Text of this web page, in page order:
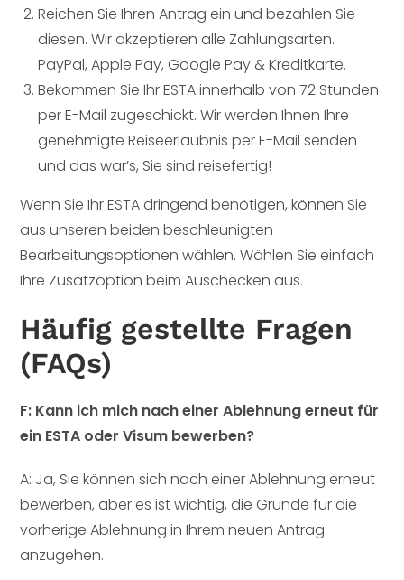
Reichen Sie Ihren Antrag ein und bezahlen Sie
diesen. Wir akzeptieren alle Zahlungsarten.
PayPal, Apple Pay, Google Pay & Kreditkarte.
Bekommen Sie Ihr ESTA innerhalb von 72 Stunden
per E-Mail zugeschickt. Wir werden Ihnen Ihre
genehmigte Reiseerlaubnis per E-Mail senden
und das war’s, Sie sind reisefertig!
Wenn Sie Ihr ESTA dringend benötigen, können Sie
aus unseren beiden beschleunigten
Bearbeitungsoptionen wählen. Wählen Sie einfach
Ihre Zusatzoption beim Auschecken aus.
Häufig gestellte Fragen
(FAQs)
F: Kann ich mich nach einer Ablehnung erneut für
ein ESTA oder Visum bewerben?
A: Ja, Sie können sich nach einer Ablehnung erneut
bewerben, aber es ist wichtig, die Gründe für die
vorherige Ablehnung in Ihrem neuen Antrag
anzugehen.